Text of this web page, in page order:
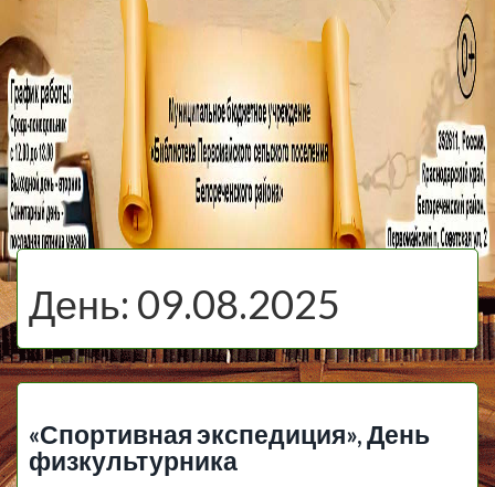
МБУ Библиотека
Первомайского
Сельского
Поселения
День: 09.08.2025
«Спортивная экспедиция», День
физкультурника